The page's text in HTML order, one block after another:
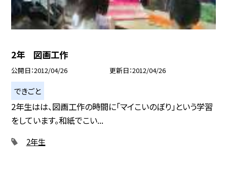
2年 図画工作
公開日 2012/04/26 更新日 2012/04/26
できごと
2年生はは、図画工作の時間に「マイこいのぼり」という学習
をしています。和紙でこい...
2年生